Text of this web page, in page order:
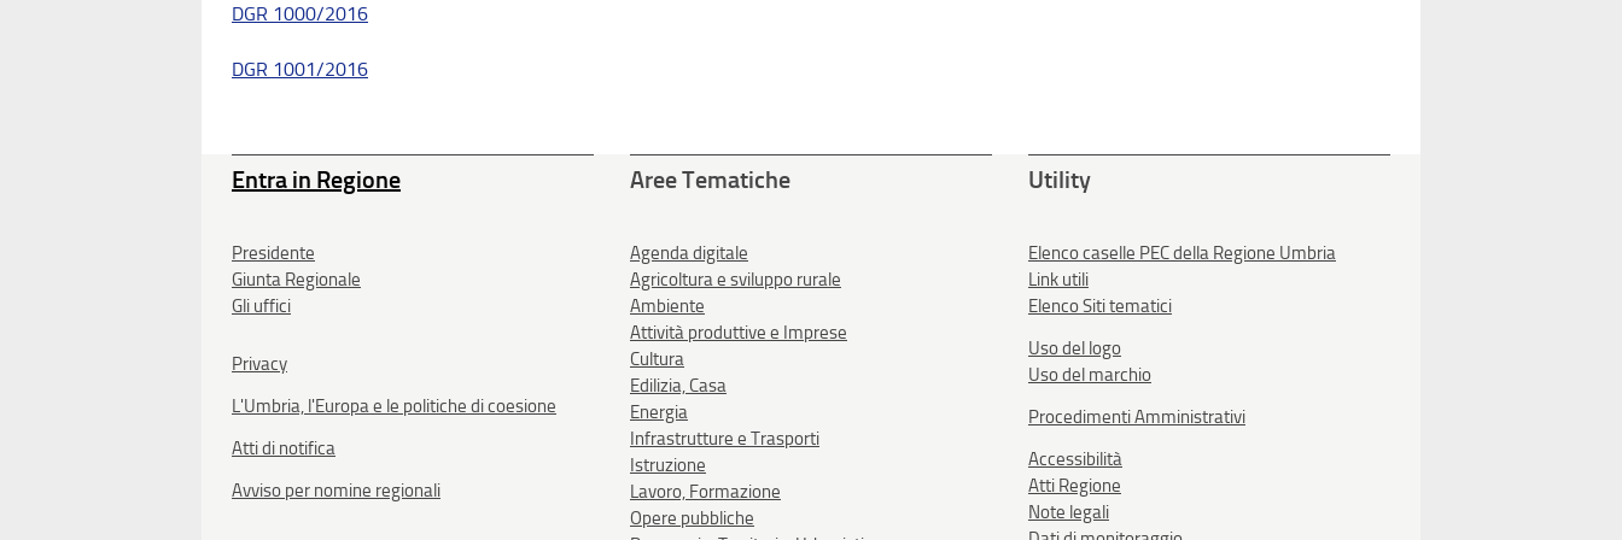
DGR 1000/2016
DGR 1001/2016
Entra in Regione
Presidente
Giunta Regionale
Gli uffici
Privacy
L'Umbria, l'Europa e le politiche di coesione
Atti di notifica
Avviso per nomine regionali
Aree Tematiche
Agenda digitale
Agricoltura e sviluppo rurale
Ambiente
Attività produttive e Imprese
Cultura
Edilizia, Casa
Energia
Infrastrutture e Trasporti
Istruzione
Lavoro, Formazione
Opere pubbliche
Utility
Elenco caselle PEC della Regione Umbria
Link utili
Elenco Siti tematici
Uso del logo
Uso del marchio
Procedimenti Amministrativi
Accessibilità
Atti Regione
Note legali